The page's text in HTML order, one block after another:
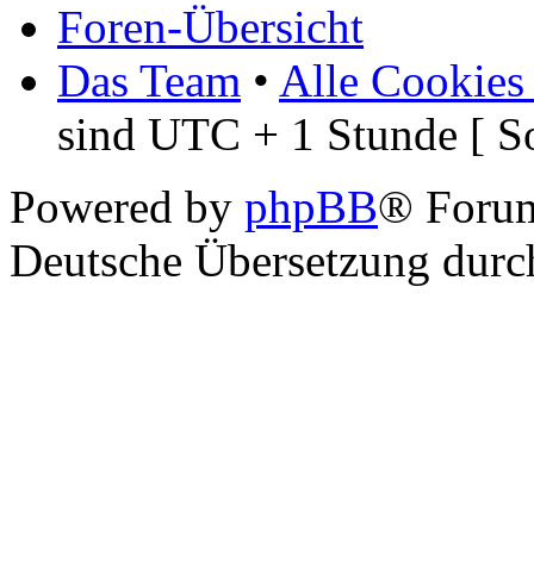
Foren-Übersicht
Das Team • Alle Cookies
sind UTC + 1 Stunde [
Powered by phpBB®
Deutsche Übersetzung